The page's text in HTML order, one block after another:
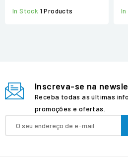
In Stock 1 Products
Inscreva-se na
Receba todas as últimas
promoções e ofertas.